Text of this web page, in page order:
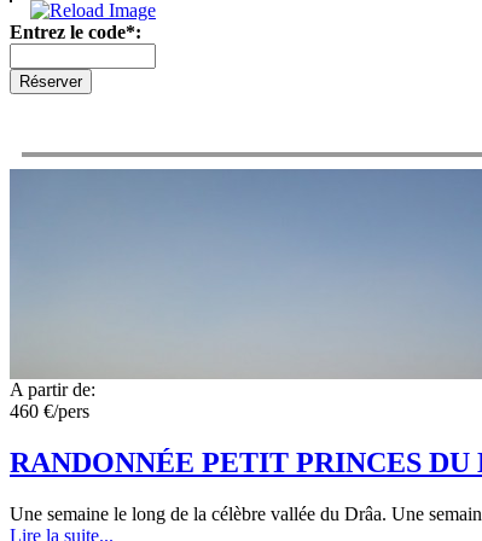
Entrez le code*:
A partir de:
460 €/pers
RANDONNÉE PETIT PRINCES DU
Une semaine le long de la célèbre vallée du Drâa. Une
Lire la suite...